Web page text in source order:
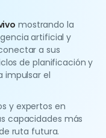
mostrando la
artificial y
a sus
de planificación y
impulsar el
y expertos en
capacidades más
ruta futura.